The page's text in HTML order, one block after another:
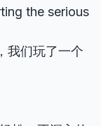
the serious
我们玩了一个